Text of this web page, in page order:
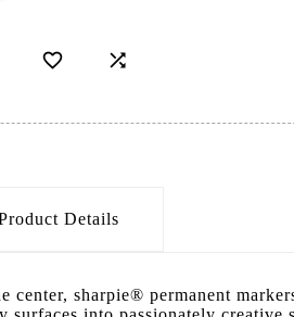
 
Details
center, sharpie® permanent